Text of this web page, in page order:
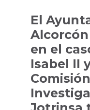
El
en el
Isabel II